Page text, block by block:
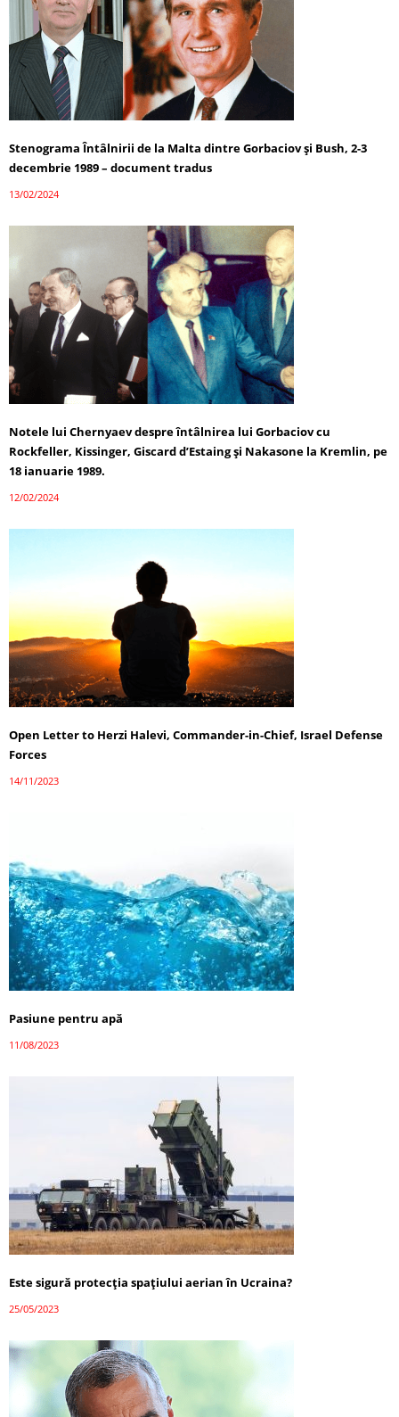
Stenograma Întâlnirii de la Malta dintre Gorbaciov și Bush, 2-3
decembrie 1989 – document tradus
13/02/2024
Notele lui Chernyaev despre întâlnirea lui Gorbaciov cu
Rockfeller, Kissinger, Giscard d’Estaing și Nakasone la Kremlin, pe
18 ianuarie 1989.
12/02/2024
Open Letter to Herzi Halevi, Commander-in-Chief, Israel Defense
Forces
14/11/2023
Pasiune pentru apă
11/08/2023
Este sigură protecția spațiului aerian în Ucraina?
25/05/2023